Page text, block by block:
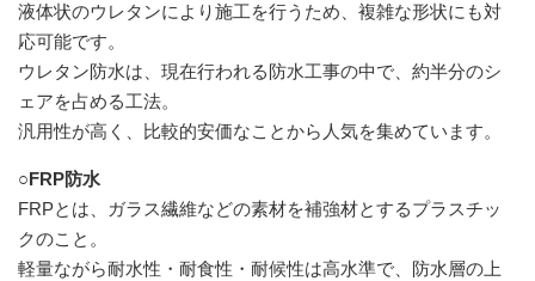
液体状のウレタンにより施工を行うため、複雑な形状にも対
応可能です。
ウレタン防水は、現在行われる防水工事の中で、約半分のシ
ェアを占める工法。
汎用性が高く、比較的安価なことから人気を集めています。
○FRP防水
FRPとは、ガラス繊維などの素材を補強材とするプラスチッ
クのこと。
軽量ながら耐水性・耐食性・耐候性は高水準で、防水層の上